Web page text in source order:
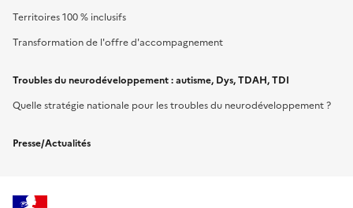
Territoires 100 % inclusifs
Transformation de l'offre d'accompagnement
Troubles du neurodéveloppement : autisme, Dys, TDAH, TDI
Quelle stratégie nationale pour les troubles du neurodéveloppement ?
Presse/Actualités